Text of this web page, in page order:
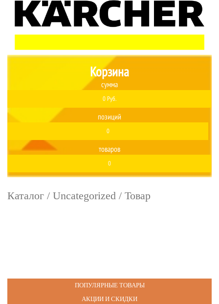
Корзина
сумма
0 Руб.
позиций
0
товаров
0
Каталог / Uncategorized / Товар
ПОПУЛЯРНЫЕ ТОВАРЫ
АКЦИИ И СКИДКИ